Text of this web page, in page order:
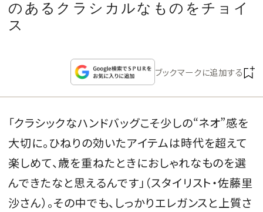
CELEBRITY
WEDDING
FORTUNE
SDGs
MAGAZINE
のあるクラシカルなものをチョイ
ス
ブックマークに追加する
「クラシックなハンドバッグこそ少しの“ネオ”感を
大切に。ひねりの効いたアイテムは時代を超えて
楽しめて、歳を重ねたときにおしゃれなものを選
んできたなと思えるんです」（スタイリスト・佐藤里
沙さん）。その中でも、しっかりエレガンスと上質さ